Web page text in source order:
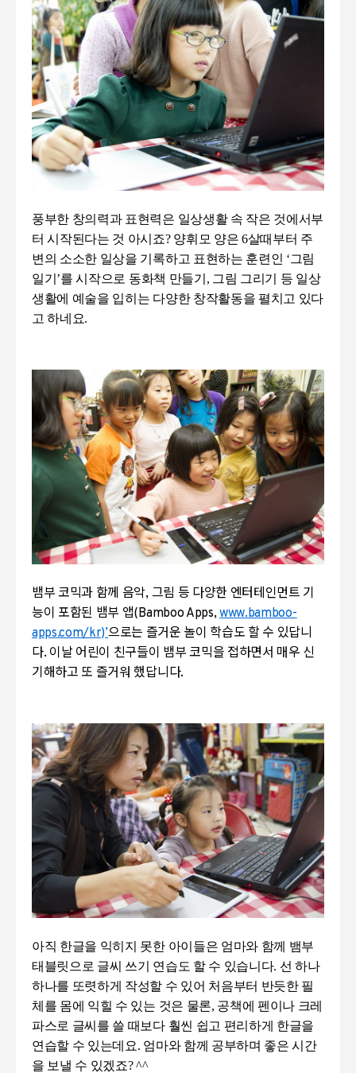
풍부한 창의력과 표현력은 일상생활 속 작은 것에서부
터 시작된다는 것 아시죠? 양휘모 양은 6살때부터 주
변의 소소한 일상을 기록하고 표현하는 훈련인 ‘그림
일기 ’를 시작으로 동화책 만들기 , 그림 그리기 등 일상
생활에 예술을 입히는 다양한 창작활동을 펼치고 있다
고 하네요.
뱀부 코믹과 함께 음악, 그림 등 다양한 엔터테인먼트 기
능이 포함된 뱀부 앱(Bamboo Apps,www.bamboo-
apps.com/kr)’으로는 즐거운 놀이 학습도 할 수 있답니
다. 이날 어린이 친구들이 뱀부 코믹을 접하면서 매우 신
기해하고 또 즐거워 했답니다.
아직 한글을 익히지 못한 아이들은 엄마와 함께 뱀부
태블릿으로 글씨 쓰기 연습도 할 수 있습니다. 선 하나
하나를 또렷하게 작성할 수 있어 처음부터 반듯한 필
체를 몸에 익힐 수 있는 것은 물론, 공책에 펜이나 크레
파스로 글씨를 쓸 때보다 훨씬 쉽고 편리하게 한글을
연습할 수 있는데요. 엄마와 함께 공부하며 좋은 시간
을 보낼 수 있겠죠? ^^